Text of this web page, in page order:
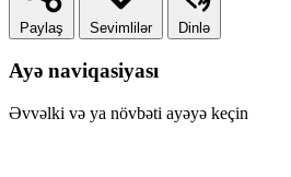
Paylaş Sevimlilər Dinlə
Ayə naviqasiyası
Əvvəlki və ya növbəti ayəyə keçin